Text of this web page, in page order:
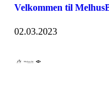
Velkommen til
02.03.2023